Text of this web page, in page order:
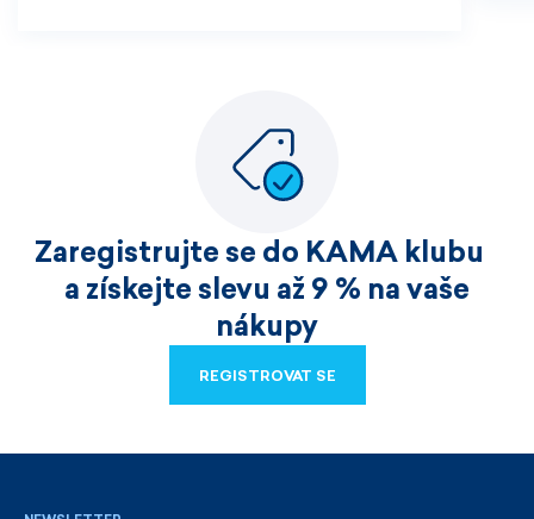
Zaregistrujte se do KAMA klubu
a získejte slevu až 9 % na vaše
nákupy
REGISTROVAT SE